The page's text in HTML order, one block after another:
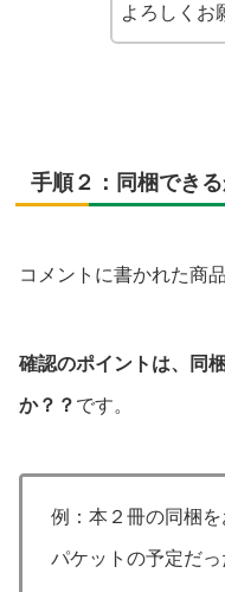
よろしくお
手順２：同梱でき
コメントに書かれた商
確認のポイントは、同
か？？ です。
例 ：本２冊の同梱
パケットの予定だっ